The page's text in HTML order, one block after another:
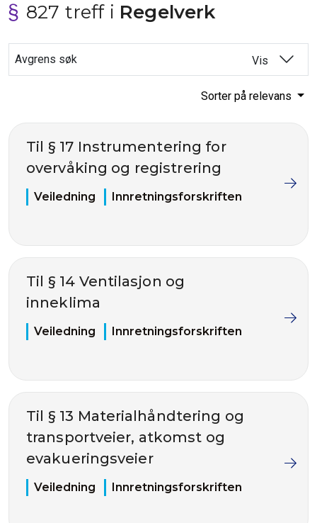
827 treff i Regelverk
Avgrens søk Vis
Sorter på relevans
Til § 17 Instrumentering for
overvåking og registrering
Veiledning Innretningsforskriften
Til § 14 Ventilasjon og
inneklima
Veiledning Innretningsforskriften
Til § 13 Materialhåndtering og
transportveier, atkomst og
evakueringsveier
Veiledning Innretningsforskriften